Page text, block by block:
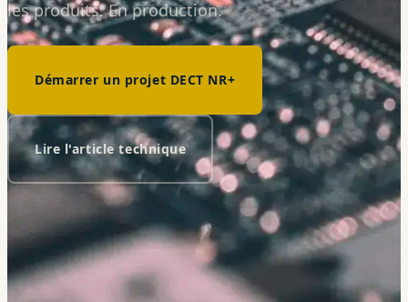
les produits. En production.
Démarrer un projet DECT NR+
Lire l'article technique